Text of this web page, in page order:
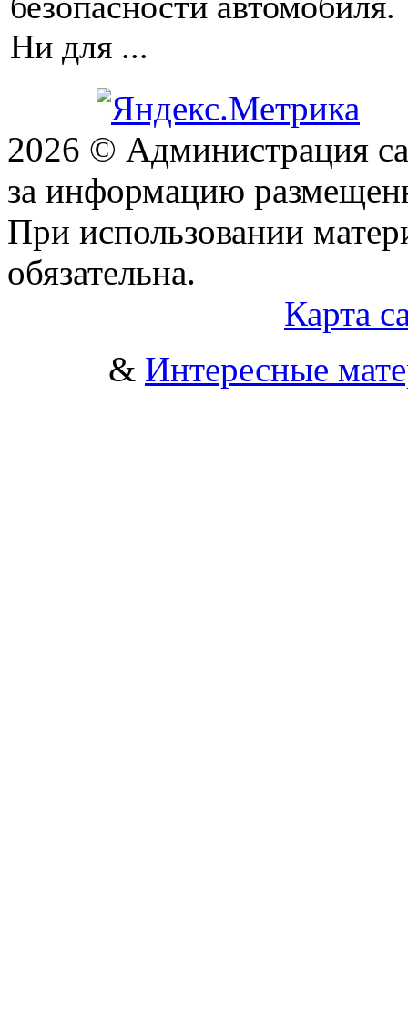
Ни для ...
2026 © Администрация
за информацию
При использовании
обязательна.
Карта
& Интересные